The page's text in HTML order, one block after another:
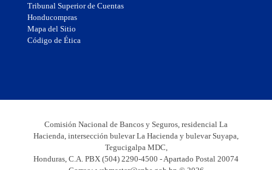
Tribunal Superior de Cuentas
Honducompras
Mapa del Sitio
Código de Ética
Comisión Nacional de Bancos y Seguros, residencial La
Hacienda, intersección bulevar La Hacienda y bulevar Suyapa,
Tegucigalpa MDC,
Honduras, C.A. PBX (504) 2290-4500 - Apartado Postal 20074